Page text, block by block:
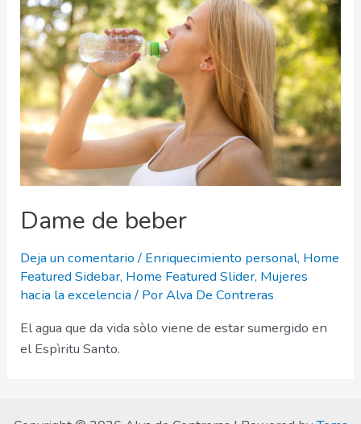
Dame de beber
Deja un comentario / Enriquecimiento personal, Home
Featured Sidebar, Home Featured Slider, Mujeres
hacia la excelencia/ PorAlva De Contreras
El agua que da vida sòlo viene de estar sumergido en
el Espìritu Santo.